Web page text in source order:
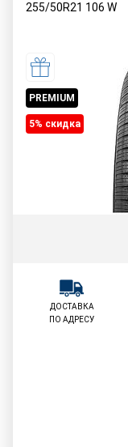
255/50R21 106 W
PREMIUM
5% cкидка
ДОСТАВКА
ПО АДРЕСУ